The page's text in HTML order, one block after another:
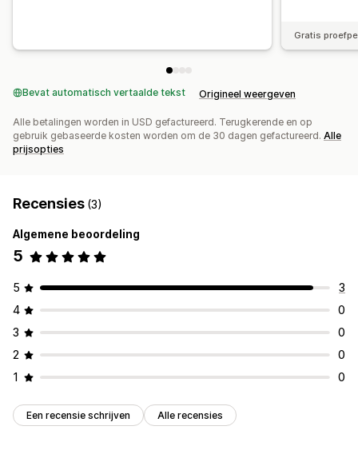
Gratis
Bevat automatisch vertaalde tekst Origineel weergeven
Alle betalingen worden in USD gefactureerd. Terugkerende en op
gebruik gebaseerde kosten worden om de 30 dagen gefactureerd. Alle
prijsopties
Recensies (3)
Algemene beoordeling
5
5
3
4
0
3
0
2
0
1
0
Een recensie schrijven Alle recensies